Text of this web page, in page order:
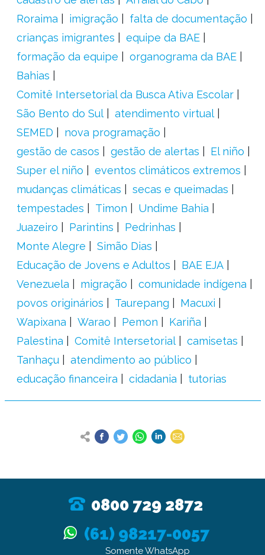
Roraima
imigração
falta de documentação
crianças imigrantes
equipe da BAE
formação da equipe
organograma da BAE
Bahias
Comitê Intersetorial da Busca Ativa Escolar
São Bento do Sul
atendimento virtual
SEMED
nova programação
gestão de casos
gestão de alertas
El niño
Super el niño
eventos climáticos extremos
mudanças climáticas
secas e queimadas
tempestades
Timon
Undime Bahia
Juazeiro
Parintins
Pedrinhas
Monte Alegre
Simão Dias
Educação de Jovens e Adultos
BAE EJA
Venezuela
migração
comunidade indígena
povos originários
Taurepang
Macuxi
Wapixana
Warao Pemon
Kariña
Palestina
Comitê Intersetorial
camisetas
Tanhaçu
atendimento ao público
educação financeira
cidadania tutorias
0800 729 2872
(61) 98217-0057
Somente WhatsApp